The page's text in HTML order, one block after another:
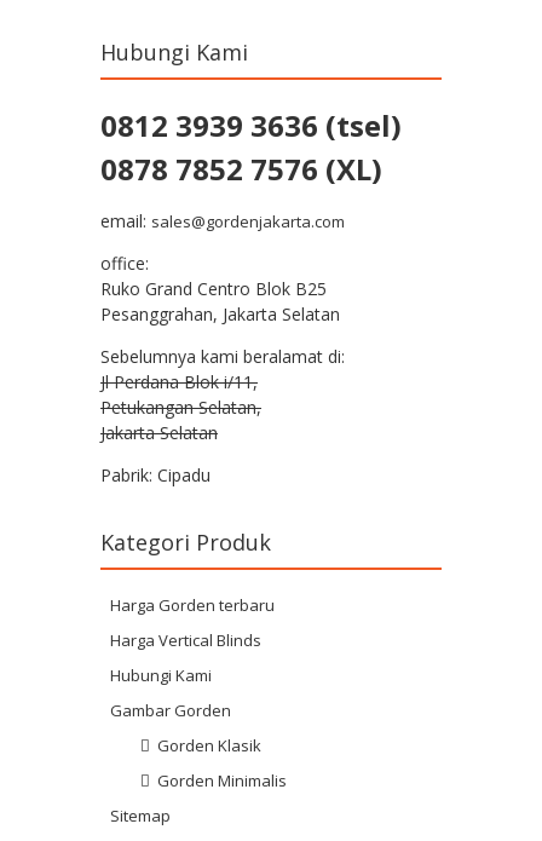
Hubungi Kami
0812 3939 3636 (tsel)
0878 7852 7576 (XL)
email: sales@gordenjakarta.com
office:
Ruko Grand Centro Blok B25
Pesanggrahan, Jakarta Selatan
Sebelumnya kami beralamat di:
Jl Perdana Blok i/11,
Petukangan Selatan,
Jakarta Selatan
Pabrik: Cipadu
Kategori Produk
Harga Gorden terbaru
Harga Vertical Blinds
Hubungi Kami
Gambar Gorden
Gorden Klasik
Gorden Minimalis
Sitemap